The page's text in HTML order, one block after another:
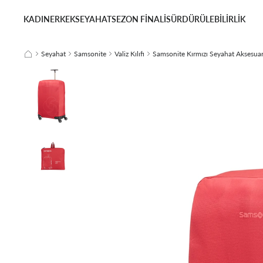
KADINERKEKSEYAHATSEZON FİNALİSÜRDÜRÜLEBİLİRLİK
Seyahat Samsonite Valiz Kılıfı Samsonite Kırmızı Seyahat